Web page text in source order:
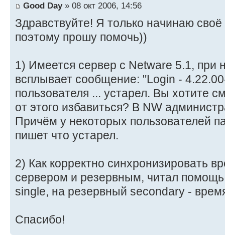
Good Day» 08 окт 2006, 14:56
Здравствуйте! Я только начинаю
поэтому прошу помочь))
1) Имеется сервер с Netware 5.1, при
всплывает сообщение: "Login -
пользователя ... устарел. Вы хотите
от этого избавиться? В NW
Причём у некоторых пользователей
пишет что устарел.
2) Как корректно синхронизировать
сервером и резервным, читал
single, на резервный secondary -
Спасибо!